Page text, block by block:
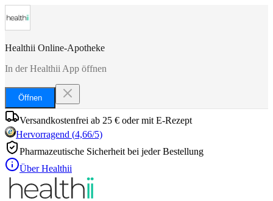
Healthii Online-Apotheke
In der Healthii App öffnen
Öffnen
Versandkostenfrei ab 25 € oder mit E-Rezept
Hervorragend (4,66/5)
Pharmazeutische Sicherheit bei jeder Bestellung
Über Healthii